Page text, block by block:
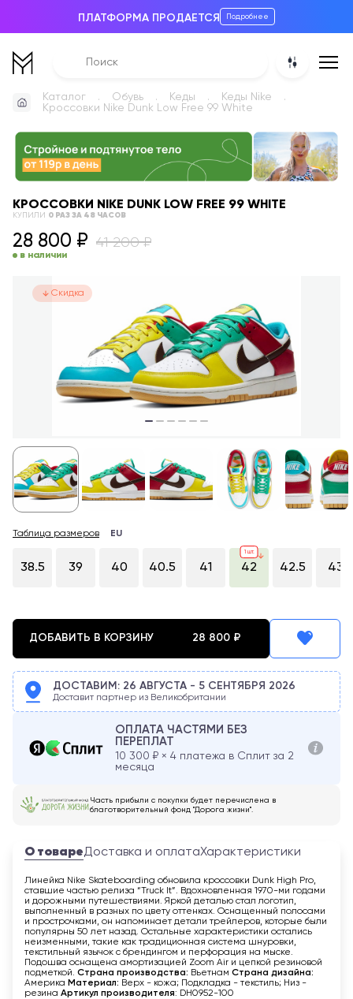
ПЛАТФОРМА ПРОДАЕТСЯ Подробнее
Каталог Обувь Кеды
Кеды Nike
Кроссовки Nike Dunk Low Free 99 White
КРОССОВКИ NIKE DUNK LOW FREE 99 WHITE
КУПИЛИ 0 РАЗ ЗА 48 ЧАСОВ
28 800 ₽ 41 200₽
в наличии
Таблица размеров EU
38.5 39 40 40.5 41 42
1шт.
42.5 43
ДОБАВИТЬ В КОРЗИНУ 28 800 ₽
ДОСТАВИМ: 26 АВГУСТА - 5 СЕНТЯБРЯ 2026
Доставит партнер из Великобритании
ОПЛАТА ЧАСТЯМИ БЕЗ
ПЕРЕПЛАТ
10 300 ₽ × 4 платежа в Сплит за 2
месяца
Часть прибыли с покупки будет перечислена в
благотворительный фонд "Дорога жизни".
О товареДоставка и оплатаХарактеристики
Линейка Nike Skateboarding обновила кроссовки Dunk High Pro,
ставшие частью релиза “Truck It”. Вдохновленная 1970-ми годами
и дорожными путешествиями. Яркой деталью стал логотип,
выполненный в разных по цвету оттенках. Оснащенный полосами
и прострочками, он напоминает детали трейлеров, которые были
популярны 50 лет назад. Остальные характеристики остались
неизменными, такие как традиционная система шнуровки,
текстильный язычок с брендингом и перфорация на мыске.
Подошва оснащена амортизацией Zoom Air и цепкой резиновой
подметкой. Страна производства: Вьетнам Страна дизайна:
Америка Материал: Верх - кожа; Подкладка - текстиль; Низ -
резина Артикул производителя: DH0952-100